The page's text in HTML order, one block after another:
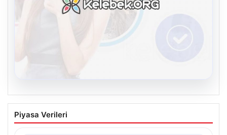
Kelebek.Org İle Dijital İletişimin
Sertifikalı Adresi Ve Sohbet Deneyimi
Piyasa Verileri